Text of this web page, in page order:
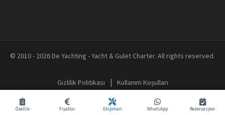
Özellik Fiyatlar Ekipman WhatsApp Rezervasyon
© 2010 - 2026 De Yachting - Yacht & Gulet Charter. All rights reserved.
Gizlilik Politikası | Kullanım Koşulları